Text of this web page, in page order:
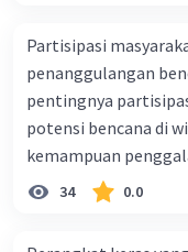
Partisipasi
penanggulangan
pentingnya
potensi bencana di
kemampuan
makin tinggi c.
kepada masyarakat
34 0.0